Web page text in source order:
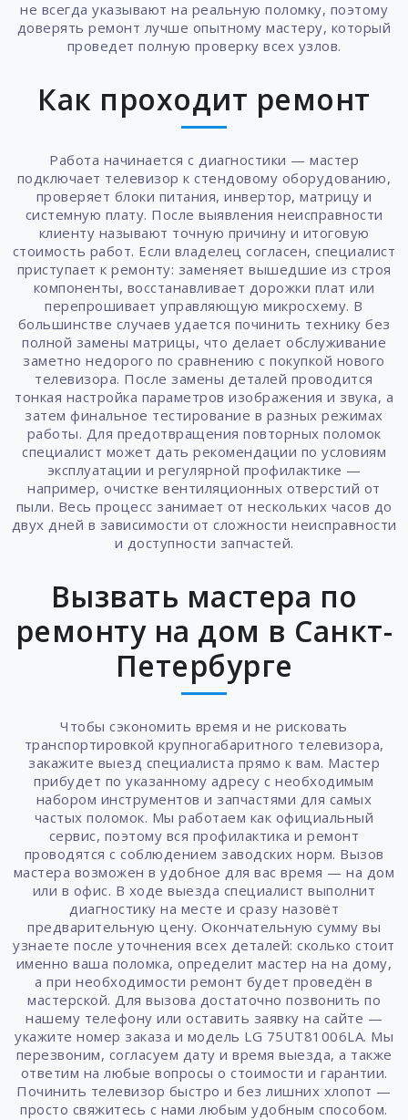
не всегда указывают на реальную поломку, поэтому
доверять ремонт лучше опытному мастеру, который
проведет полную проверку всех узлов.
Как проходит ремонт
Работа начинается с диагностики — мастер
подключает телевизор к стендовому оборудованию,
проверяет блоки питания, инвертор, матрицу и
системную плату. После выявления неисправности
клиенту называют точную причину и итоговую
стоимость работ. Если владелец согласен, специалист
приступает к ремонту: заменяет вышедшие из строя
компоненты, восстанавливает дорожки плат или
перепрошивает управляющую микросхему. В
большинстве случаев удается починить технику без
полной замены матрицы, что делает обслуживание
заметно недорого по сравнению с покупкой нового
телевизора. После замены деталей проводится
тонкая настройка параметров изображения и звука, а
затем финальное тестирование в разных режимах
работы. Для предотвращения повторных поломок
специалист может дать рекомендации по условиям
эксплуатации и регулярной профилактике —
например, очистке вентиляционных отверстий от
пыли. Весь процесс занимает от нескольких часов до
двух дней в зависимости от сложности неисправности
и доступности запчастей.
Вызвать мастера по
ремонту на дом в Санкт-
Петербурге
Чтобы сэкономить время и не рисковать
транспортировкой крупногабаритного телевизора,
закажите выезд специалиста прямо к вам. Мастер
прибудет по указанному адресу с необходимым
набором инструментов и запчастями для самых
частых поломок. Мы работаем как официальный
сервис, поэтому вся профилактика и ремонт
проводятся с соблюдением заводских норм. Вызов
мастера возможен в удобное для вас время — на дом
или в офис. В ходе выезда специалист выполнит
диагностику на месте и сразу назовёт
предварительную цену. Окончательную сумму вы
узнаете после уточнения всех деталей: сколько стоит
именно ваша поломка, определит мастер на на дому,
а при необходимости ремонт будет проведён в
мастерской. Для вызова достаточно позвонить по
нашему телефону или оставить заявку на сайте —
укажите номер заказа и модель LG 75UT81006LA. Мы
перезвоним, согласуем дату и время выезда, а также
ответим на любые вопросы о стоимости и гарантии.
Починить телевизор быстро и без лишних хлопот —
просто свяжитесь с нами любым удобным способом.